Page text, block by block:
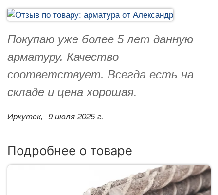
Покупаю уже более 5 лет данную
арматуру. Качество
соответствует. Всегда есть на
складе и цена хорошая.
Иркутск, 9 июля 2025 г.
Подробнее о товаре